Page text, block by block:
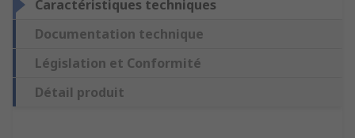
Caractéristiques techniques
Documentation technique
Législation et Conformité
Détail produit